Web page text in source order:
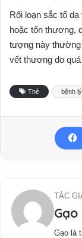
Rối loạn sắc tố
hoặc tổn thương,
tượng này thường
vết thương do
Thẻ bệnh
TÁC
Gạo
Gạo là